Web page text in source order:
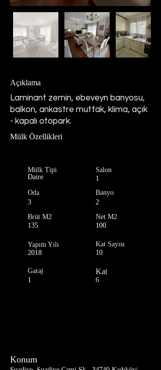
Açıklama
Laminant zemin, ebeveyn banyosu,
balkon, ankastre mutfak, klima, açık
- kapalı otopark.
Mülk Özellikleri
Mülk Tipi
Daire
Oda
3
Brüt M2
135
Yapım Yılı
2018
Garaj
1
Salon
1
Banyo
2
Net M2
100
Kat Sayısı
10
Kat
6
Konum